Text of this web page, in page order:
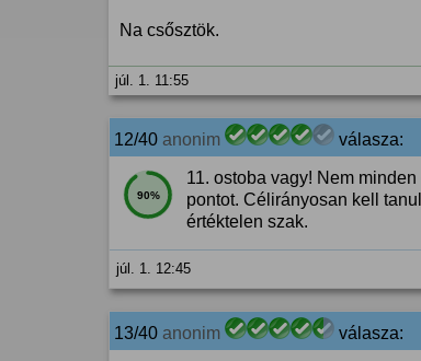
Na csősztök.
júl. 1. 11:55
12/40 anonim válasza:
90%
11. ostoba vagy! Nem
pontot. Célirányosan kell
értéktelen szak.
júl. 1. 12:45
13/40 anonim válasza: